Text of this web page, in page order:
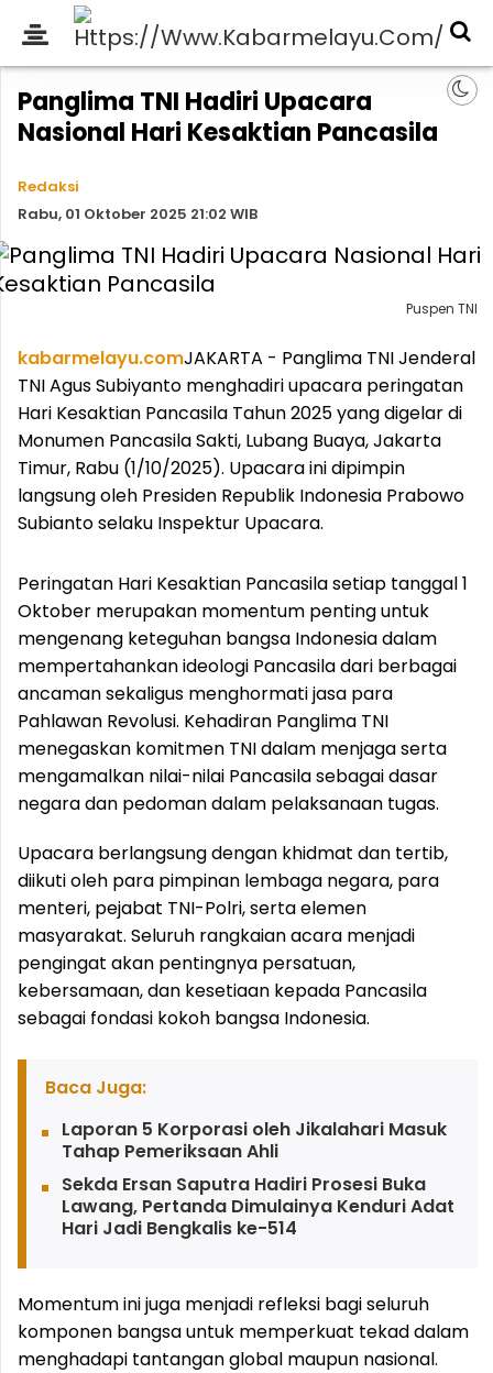
Panglima TNI Hadiri Upacara
Nasional Hari Kesaktian Pancasila
Redaksi
Rabu, 01 Oktober 2025 21:02 WIB
Puspen TNI
kabarmelayu.comJAKARTA - Panglima TNI Jenderal
TNI Agus Subiyanto menghadiri upacara peringatan
Hari Kesaktian Pancasila Tahun 2025 yang digelar di
Monumen Pancasila Sakti, Lubang Buaya, Jakarta
Timur, Rabu (1/10/2025). Upacara ini dipimpin
langsung oleh Presiden Republik Indonesia Prabowo
Subianto selaku Inspektur Upacara.
Peringatan Hari Kesaktian Pancasila setiap tanggal 1
Oktober merupakan momentum penting untuk
mengenang keteguhan bangsa Indonesia dalam
mempertahankan ideologi Pancasila dari berbagai
ancaman sekaligus menghormati jasa para
Pahlawan Revolusi. Kehadiran Panglima TNI
menegaskan komitmen TNI dalam menjaga serta
mengamalkan nilai-nilai Pancasila sebagai dasar
negara dan pedoman dalam pelaksanaan tugas.
Upacara berlangsung dengan khidmat dan tertib,
diikuti oleh para pimpinan lembaga negara, para
menteri, pejabat TNI-Polri, serta elemen
masyarakat. Seluruh rangkaian acara menjadi
pengingat akan pentingnya persatuan,
kebersamaan, dan kesetiaan kepada Pancasila
sebagai fondasi kokoh bangsa Indonesia.
Baca Juga:
Laporan 5 Korporasi oleh Jikalahari Masuk
Tahap Pemeriksaan Ahli
Sekda Ersan Saputra Hadiri Prosesi Buka
Lawang, Pertanda Dimulainya Kenduri Adat
Hari Jadi Bengkalis ke-514
Momentum ini juga menjadi refleksi bagi seluruh
komponen bangsa untuk memperkuat tekad dalam
menghadapi tantangan global maupun nasional.